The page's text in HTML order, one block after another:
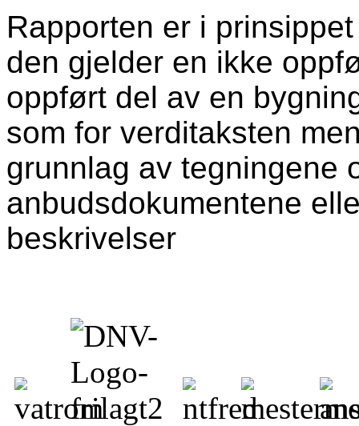
Rapporten er i
den gjelder en ikke
oppført del av en
som for verditaksten
grunnlag av tegningene
anbudsdokumentene
beskrivelser